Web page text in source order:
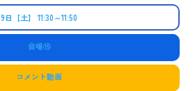
9日【土】 11:30～11:50
会場⑮
コメント動画